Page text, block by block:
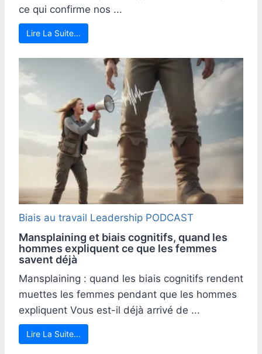
ce qui confirme nos ...
Lire La Suite…
Biais au travail Leadership PODCAST
Mansplaining et biais cognitifs, quand les
hommes expliquent ce que les femmes
savent déjà
Mansplaining : quand les biais cognitifs rendent
muettes les femmes pendant que les hommes
expliquent Vous est-il déjà arrivé de ...
Lire La Suite…